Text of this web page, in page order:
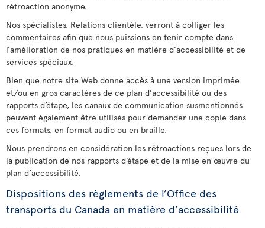
rétroaction anonyme.
Nos spécialistes, Relations clientèle, verront à colliger les
commentaires afin que nous puissions en tenir compte dans
l’amélioration de nos pratiques en matière d’accessibilité et de
services spéciaux.
Bien que notre site Web donne accès à une version imprimée
et/ou en gros caractères de ce plan d’accessibilité ou des
rapports d’étape, les canaux de communication susmentionnés
peuvent également être utilisés pour demander une copie dans
ces formats, en format audio ou en braille.
Nous prendrons en considération les rétroactions reçues lors de
la publication de nos rapports d’étape et de la mise en œuvre du
plan d’accessibilité.
Dispositions des règlements de l’Office des
transports du Canada en matière d’accessibilité